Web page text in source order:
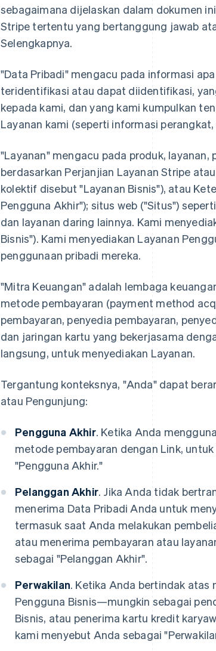
sebagaimana dijelaskan dalam dokumen
Stripe tertentu yang bertanggung jawab
Selengkapnya.
"Data Pribadi" mengacu pada informasi
teridentifikasi atau dapat diidentifikasi,
kepada kami, dan yang kami kumpulkan
Layanan kami (seperti informasi
"Layanan" mengacu pada produk,
berdasarkan Perjanjian Layanan Stripe
kolektif disebut "Layanan Bisnis"), atau
Pengguna Akhir"); situs web ("Situs")
dan layanan daring lainnya. Kami
Bisnis"). Kami menyediakan Layanan
penggunaan pribadi mereka.
"Mitra Keuangan" adalah lembaga
metode pembayaran (payment method
pembayaran, penyedia pembayaran,
dan jaringan kartu yang bekerjasama
langsung, untuk menyediakan Layanan.
Tergantung konteksnya, "Anda" dapat
atau Pengunjung:
Pengguna Akhir. Ketika Anda
metode pembayaran dengan Link,
"Pengguna Akhir."
Pelanggan Akhir. Jika Anda tidak
menerima Data Pribadi Anda untuk
termasuk saat Anda melakukan
atau menerima pembayaran atau
sebagai "Pelanggan Akhir".
Perwakilan. Ketika Anda bertindak atas
Pengguna Bisnis—mungkin sebagai
Bisnis, atau penerima kartu kredit
kami menyebut Anda sebagai